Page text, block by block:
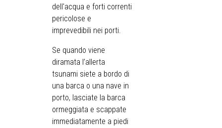
dell'acqua e forti correnti
pericolose e
imprevedibili nei porti.
Se quando viene
diramata l’allerta
tsunami siete a bordo di
una barca o una nave in
porto, lasciate la barca
ormeggiata e scappate
immediatamente a piedi